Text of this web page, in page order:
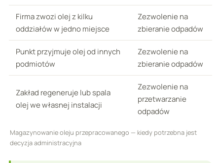
Magazynowanie oleju przepracowanego — kiedy potrzebna jest
decyzja administracyjna
Firma zwozi olej z kilku
oddziałów w jedno miejsce
Zezwolenie na
zbieranie odpadów
Punkt przyjmuje olej od innych
podmiotów
Zezwolenie na
zbieranie odpadów
Zakład regeneruje lub spala
olej we własnej instalacji
Zezwolenie na
przetwarzanie
odpadów